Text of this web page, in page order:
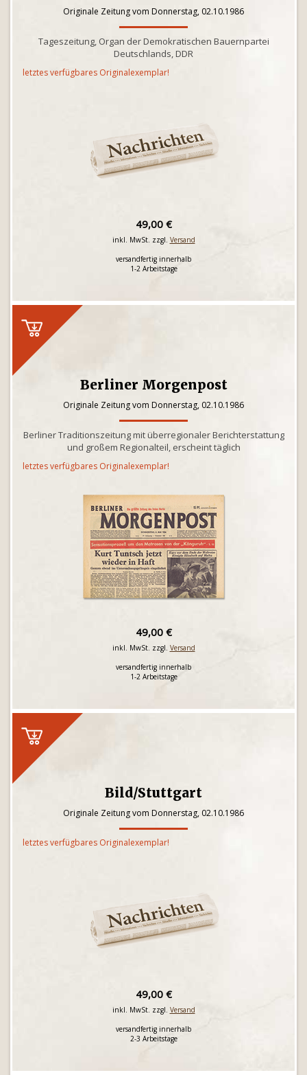
Originale Zeitung vom Donnerstag, 02.10.1986
Tageszeitung, Organ der Demokratischen Bauernpartei
Deutschlands, DDR
letztes verfügbares Originalexemplar!
49,00 €
inkl. MwSt. zzgl. Versand
versandfertig innerhalb
1-2 Arbeitstage
Berliner Morgenpost
Originale Zeitung vom Donnerstag, 02.10.1986
Berliner Traditionszeitung mit überregionaler Berichterstattung
und großem Regionalteil, erscheint täglich
letztes verfügbares Originalexemplar!
49,00 €
inkl. MwSt. zzgl. Versand
versandfertig innerhalb
1-2 Arbeitstage
Bild/Stuttgart
Originale Zeitung vom Donnerstag, 02.10.1986
letztes verfügbares Originalexemplar!
49,00 €
inkl. MwSt. zzgl. Versand
versandfertig innerhalb
2-3 Arbeitstage